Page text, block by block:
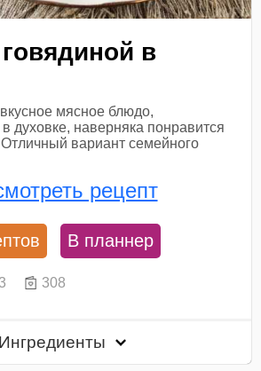
в
мясное блюдо,
духовке, наверняка понравится
вариант семейного
рецепт
В планнер
308
Ингредиенты